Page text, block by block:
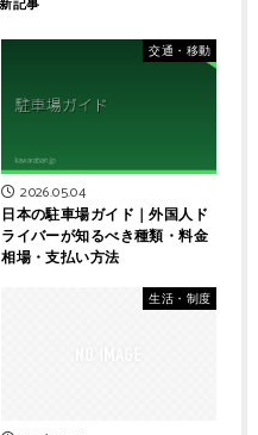
交通・移動
2026.05.04
日本の駐車場ガイド｜外国人ド
ライバーが知るべき種類・料金
相場・支払い方法
生活・制度